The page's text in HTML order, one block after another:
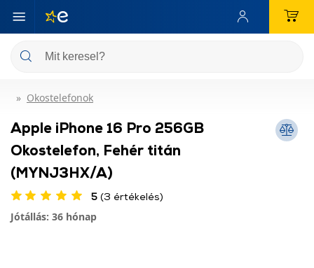
Okostelefonok
Apple iPhone 16 Pro 256GB
Okostelefon, Fehér titán
(MYNJ3HX/A)
5 (3 értékelés)
Jótállás: 36 hónap